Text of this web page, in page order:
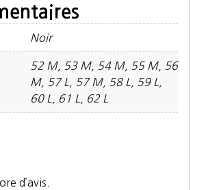
Noir
52 M, 53 M, 54 M, 55 M, 56
M, 57 L, 57 M, 58 L, 59 L,
60 L, 61 L, 62 L
d’avis.